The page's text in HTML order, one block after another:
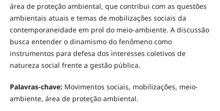
área de proteção ambiental, que contribui com as questões
ambientais atuais e temas de mobilizações sociais da
contemporaneidade em prol do meio-ambiente. A discussão
busca entender o dinamismo do fenômeno como
instrumentos para defesa dos interesses coletivos de
natureza social frente a gestão pública.
Palavras-chave: Movimentos sociais, mobilizações, meio-
ambiente, área de proteção ambiental.